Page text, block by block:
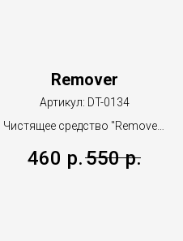
Remover
Артикул: DT-0134
Чистящее средство "Remover"
460 р.550 р.